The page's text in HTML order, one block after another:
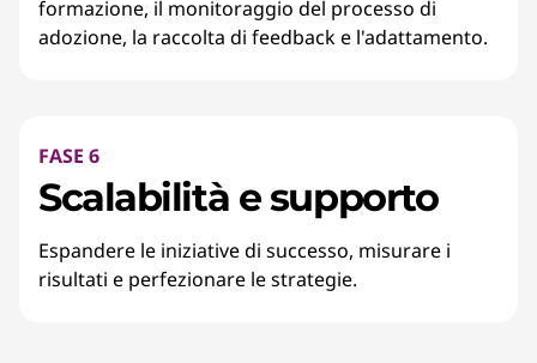
formazione, il monitoraggio del processo di
adozione, la raccolta di feedback e l'adattamento.
FASE 6
Scalabilità e supporto
Espandere le iniziative di successo, misurare i
risultati e perfezionare le strategie.